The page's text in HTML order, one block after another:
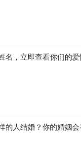
名，立即查看你们的
的人结婚？你的婚姻会